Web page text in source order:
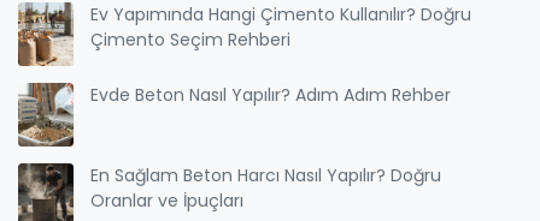
Ev Yapımında Hangi Çimento Kullanılır? Doğru
Çimento Seçim Rehberi
Evde Beton Nasıl Yapılır? Adım Adım Rehber
En Sağlam Beton Harcı Nasıl Yapılır? Doğru
Oranlar ve İpuçları